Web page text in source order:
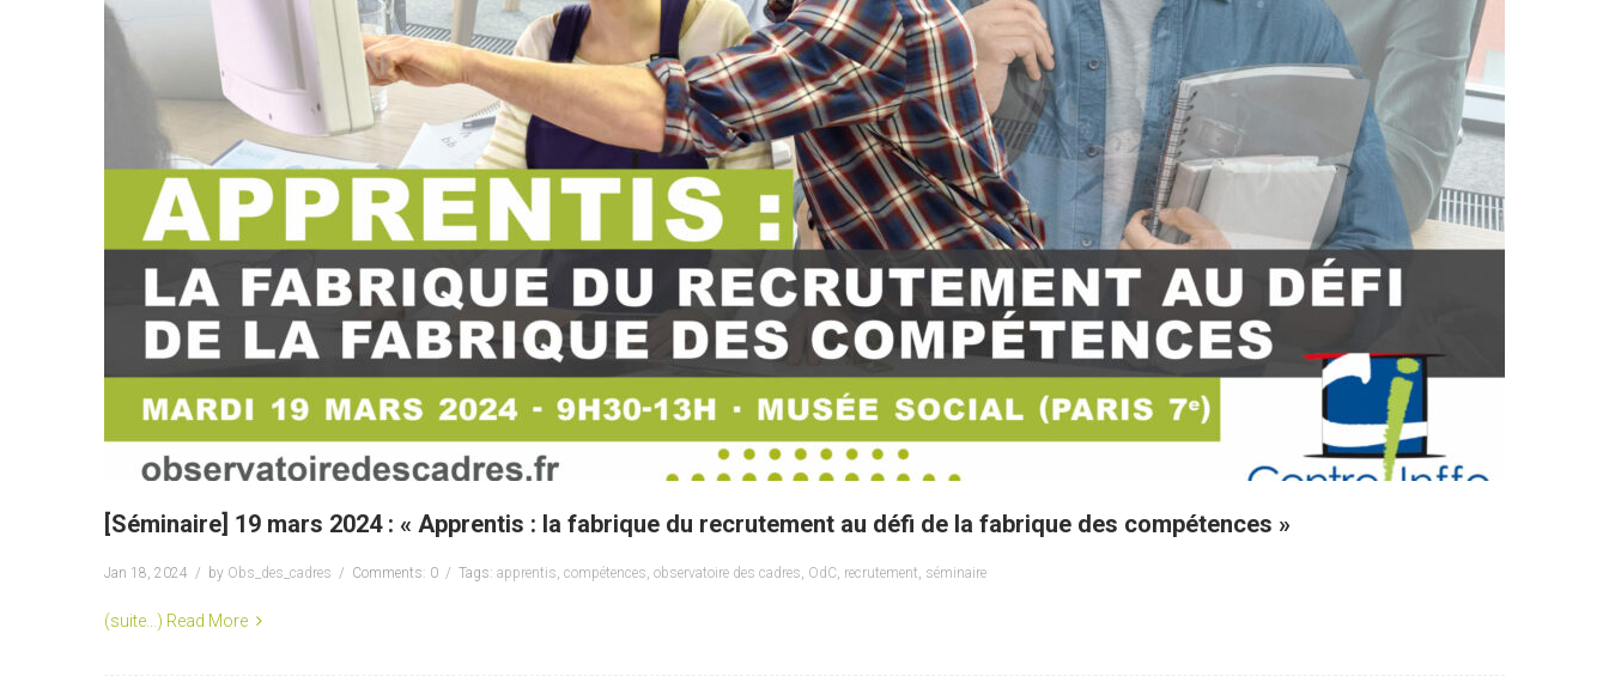
[Séminaire] 19 mars 2024 : « Apprentis : la fabrique du recrutement au défi de la fabrique des compétences »
Jan 18, 2024 by Obs_des_cadres Comments: 0 Tags: apprentis, compétences, observatoire des cadres, OdC, recrutement, séminaire
(suite…) Read More